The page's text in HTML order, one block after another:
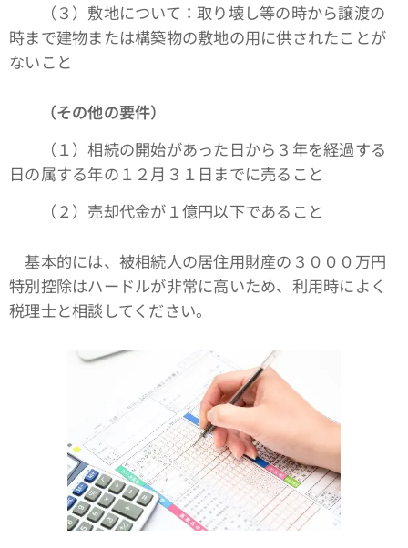
（３）敷地について：取り壊し等の時から譲渡の
時まで建物または構築物の敷地の用に供されたことが
ないこと
（その他の要件）
（１）相続の開始があった日から３年を経過する
日の属する年の１２月３１日までに売ること
（２）売却代金が１億円以下であること
基本的には、被相続人の居住用財産の３０００万円
特別控除はハードルが非常に高いため、利用時によく
税理士と相談してください。